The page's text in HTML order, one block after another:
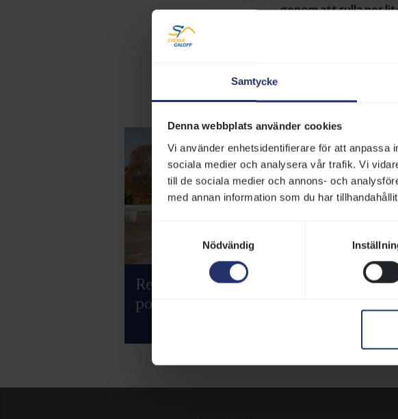
Samtycke
Denna webbplats använder cookies
Vi använder enhetsidentifierare för att anpassa
sociala medier och analysera vår trafik. Vi
till de sociala medier och annons- och
med annan information som du har
Nödvändig
genom att rulla ner
Regler och licenser för
ponnygalopp